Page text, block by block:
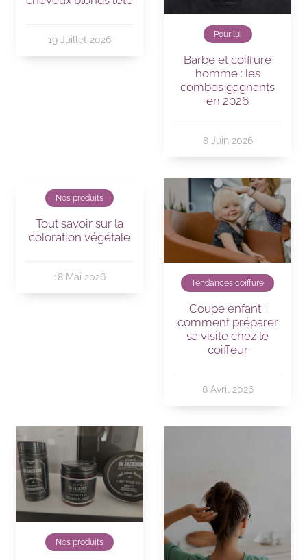
19 Juillet 2026 Pour lui
Barbe et coiffure
homme : les
combos gagnants
en 2026
8 Juin 2026
Nos produits
Tout savoir sur la
coloration végétale
18 Mai 2026
Tendances coiffure
Coupe enfant :
comment préparer
sa visite chez le
coiffeur
8 Avril 2026
Nos produits